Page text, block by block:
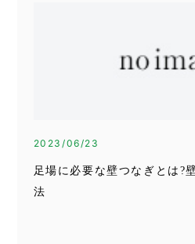
2023/06/23
足場に必要な壁つなぎとは?
法